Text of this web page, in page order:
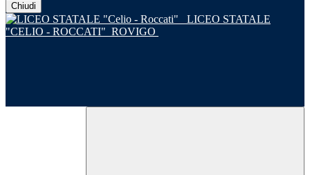
Chiudi
LICEO STATALE
"CELIO - ROCCATI" ROVIGO